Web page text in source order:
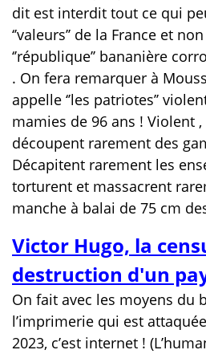
dit est interdit tout ce qui
‘’valeurs’’ de la France et
‘’république’’ bananière
. On fera remarquer à
appelle ‘’les patriotes’’
mamies de 96 ans ! Violent
découpent rarement des
Décapitent rarement les
torturent et massacrent
manche à balai de 75 cm
Victor Hugo, la
destruction d'un
On fait avec les moyens du
l’imprimerie qui est
2023, c’est internet !